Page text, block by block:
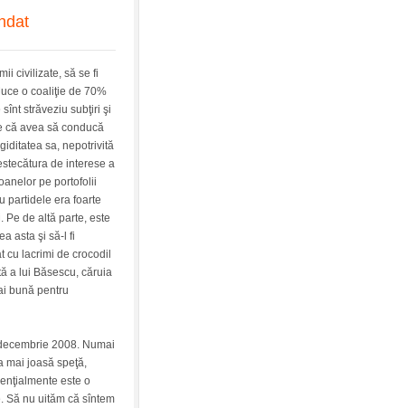
civilizate, să se fi
o coaliţie de 70%
sînt străveziu subţiri şi
că avea să conducă
sa, nepotrivită
de interese a
pe portofolii
partidele era foarte
Pe de altă parte, este
asta şi să-l fi
cu lacrimi de crocodil
a lui Băsescu, căruia
bună pentru
2008. Numai
mai joasă speţă,
este o
Să nu uităm că sîntem